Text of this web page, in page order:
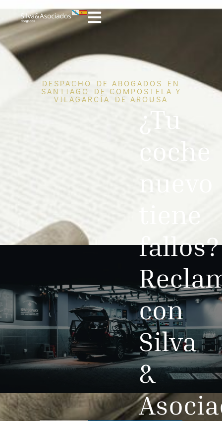
DESPACHO DE ABOGADOS EN
SANTIAGO DE COMPOSTELA Y
VILAGARCÍA DE AROUSA
¿Tu
coche
nuevo
fallos?
con
Silva
&